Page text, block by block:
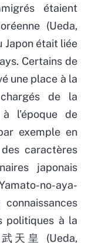
étaient
(Ueda,
Japon était liée
Certains de
une place à la
de la
l’époque de
exemple en
caractères
japonais
no-aya-
politiques à la
武天皇 (Ueda,